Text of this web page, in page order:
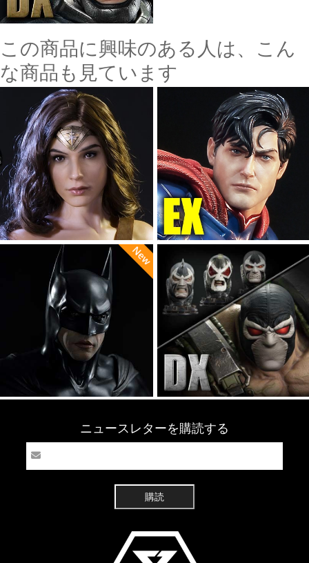
この商品に興味のある人は、こん
な商品も見ています
ニュースレターを購読する
購読